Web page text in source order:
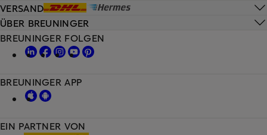
VERSAND
ÜBER BREUNINGER
EIN PARTNER VON
BREUNINGER FOLGEN
BREUNINGER APP